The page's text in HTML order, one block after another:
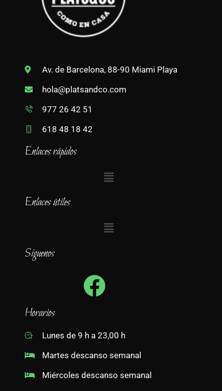
Av. de Barcelona, 88-90 Miami Playa
hola@platsandco.com
977 26 42 51
618 48 18 42
Enlaces rápidos
Enlaces útiles
Síguenos
Horarios
Lunes de 9 h a 23,00 h
Martes descanso semanal
Miércoles descanso semanal